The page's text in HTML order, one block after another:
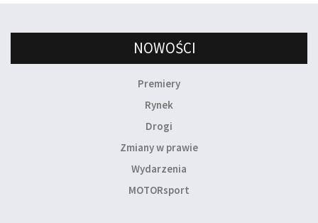
NOWOŚCI
Premiery
Rynek
Drogi
Zmiany w prawie
Wydarzenia
MOTORsport